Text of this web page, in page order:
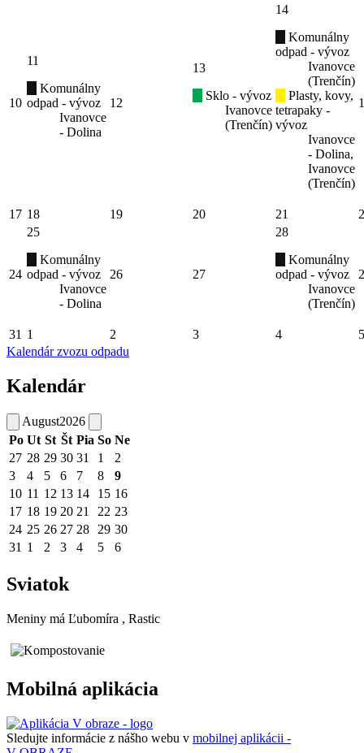
10
11
Komunálny
odpad - vývoz
Ivanovce
- Dolina
12
13
Sklo - vývoz
Ivanovce
(Trenčín)
14
Komunálny
odpad - vývoz
Ivanovce
(Trenčín)
Plasty, kovy,
tetrapaky -
vývoz
Ivanovce
- Dolina,
Ivanovce
(Trenčín)
17 18 19 20 21
24
25
Komunálny
odpad - vývoz
Ivanovce
- Dolina
26 27
28
Komunálny
odpad - vývoz
Ivanovce
(Trenčín)
31 1 2 3 4
5
Kalendár zvozu odpadu
Kalendár
August2026
Po Ut St Št Pia So Ne
27 28 29 30 31 1
2
3
4 5 6 7 8
9
10 11 12 13 14 15 16
17 18 19 20 21 22 23
24 25 26 27 28 29 30
31 1 2 3 4 5 6
Sviatok
Meniny má Ľubomíra , Rastic
Mobilná aplikácia
Sledujte informácie z nášho webu v mobilnej aplikácii -